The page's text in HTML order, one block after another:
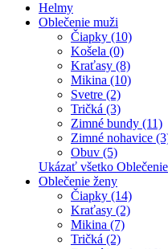
Helmy
Oblečenie muži
Čiapky (10)
Košela (0)
Kraťasy (8)
Mikina (10)
Svetre (2)
Tričká (3)
Zimné bundy (11)
Zimné nohavice
Obuv (5)
Ukázať všetko
Oblečenie ženy
Čiapky (14)
Kraťasy (2)
Mikina (7)
Tričká (2)